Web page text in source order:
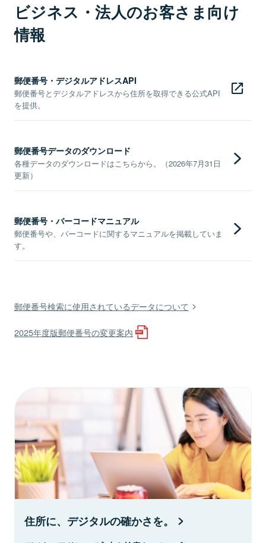
ビジネス・法人のお客さま向け
情報
郵便番号・デジタルアドレスAPI
郵便番号とデジタルアドレスから住所を取得できる公式API
を提供。
郵便番号データのダウンロード
各種データのダウンロードはこちらから。（2026年7月31日
更新）
郵便番号・バーコードマニュアル
郵便番号や、バーコードに関するマニュアルを掲載していま
す。
郵便番号検索に使用されているデータについて
2025年度版郵便番号の変更案内
住所に、デジタルの確かさを。